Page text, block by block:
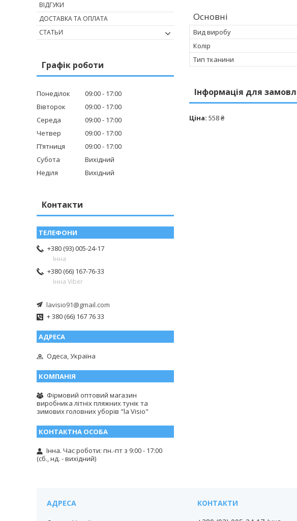
Основні
Вид виробу
Колір
Тип тканини
Інформація для
Ціна: 558 ₴
ВІДГУКИ
ДОСТАВКА ТА ОПЛАТА
СТАТЬИ
Графік роботи
Понеділок 09:00
17:00
Вівторок
09:00
17:00
Середа
09:00
17:00
Четвер
09:00
17:00
Пʼятниця
09:00
17:00
Субота
Вихідний
Неділя
Вихідний
Контакти
+380 (93) 005-24-17
Інна
+380 (66) 167-76-33
Інна Viber
lavisio91@gmail.com
+ 380 (66) 167 76 33
Одеса, Україна
Фірмовий оптовий магазин
виробника літніх пляжних тунік та
зимових головних уборів "la Visio"
Інна. Час роботи: пн.-пт з 9:00 - 17:00
(сб., нд. - вихідний)